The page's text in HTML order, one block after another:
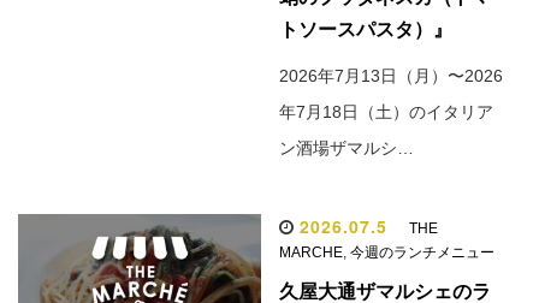
トソースパスタ）』
2026年7月13日（月）〜2026
年7月18日（土）のイタリア
ン酒場ザマルシ…
2026.07.5
THE
MARCHE, 今週のランチメニュー
久屋大通ザマルシェのラ